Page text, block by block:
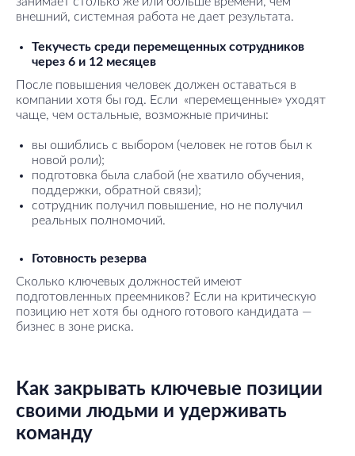
внешний, системная работа не дает результата.
Текучесть среди перемещенных сотрудников
через 6 и 12 месяцев
После повышения человек должен оставаться в
компании хотя бы год. Если «перемещенные» уходят
чаще, чем остальные, возможные причины:
вы ошиблись с выбором (человек не готов был к
новой роли);
подготовка была слабой (не хватило обучения,
поддержки, обратной связи);
сотрудник получил повышение, но не получил
реальных полномочий.
Готовность резерва
Сколько ключевых должностей имеют
подготовленных преемников? Если на критическую
позицию нет хотя бы одного готового кандидата —
бизнес в зоне риска.
Как закрывать ключевые позиции
своими людьми и удерживать
команду